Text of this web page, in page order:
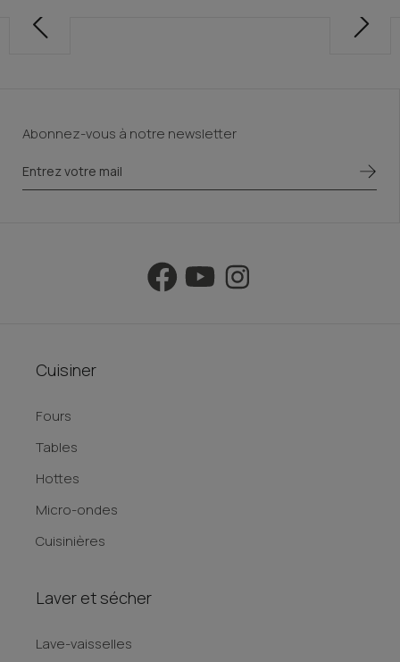
Abonnez-vous à notre newsletter
Cuisiner
Fours
Tables
Hottes
Micro-ondes
Cuisinières
Laver et sécher
Lave-vaisselles